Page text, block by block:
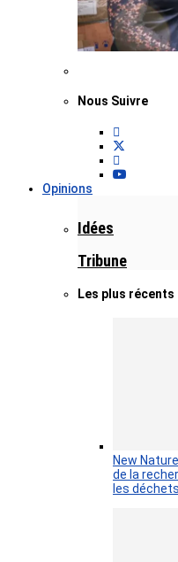
Nous Suivre
Opinions
Idées
Tribune
Les plus récents
New
de la
les